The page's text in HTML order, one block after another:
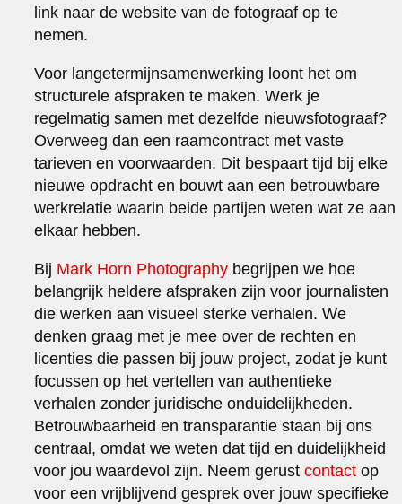
link naar de website van de fotograaf op te
nemen.
Voor langetermijnsamenwerking loont het om
structurele afspraken te maken. Werk je
regelmatig samen met dezelfde nieuwsfotograaf?
Overweeg dan een raamcontract met vaste
tarieven en voorwaarden. Dit bespaart tijd bij elke
nieuwe opdracht en bouwt aan een betrouwbare
werkrelatie waarin beide partijen weten wat ze aan
elkaar hebben.
Bij Mark Horn Photography begrijpen we hoe
belangrijk heldere afspraken zijn voor journalisten
die werken aan visueel sterke verhalen. We
denken graag met je mee over de rechten en
licenties die passen bij jouw project, zodat je kunt
focussen op het vertellen van authentieke
verhalen zonder juridische onduidelijkheden.
Betrouwbaarheid en transparantie staan bij ons
centraal, omdat we weten dat tijd en duidelijkheid
voor jou waardevol zijn. Neem gerustcontact op
voor een vrijblijvend gesprek over jouw specifieke